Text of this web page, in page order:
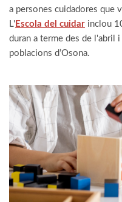
a persones cuidadores que
L' Escola del cuidar inclou
duran a terme des de l'abril
poblacions d’Osona.